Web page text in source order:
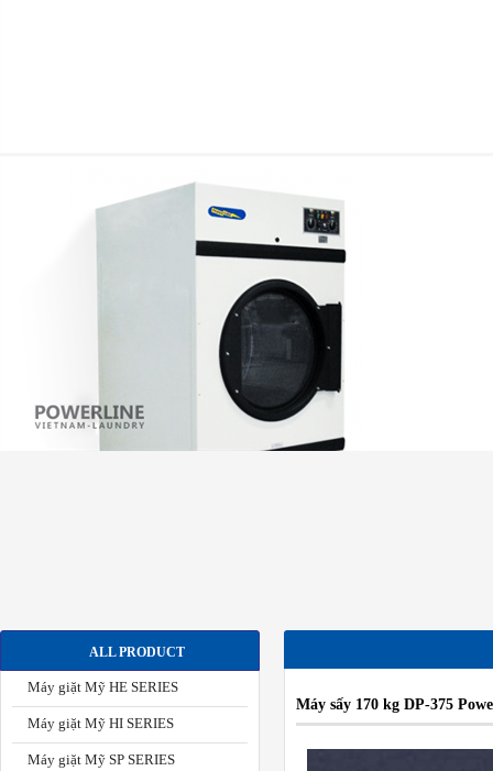
ALL PRODUCT
Máy giặt Mỹ HE SERIES
Máy giặt Mỹ HI SERIES
Máy giặt Mỹ SP SERIES
Máy sấy 170 kg DP-375